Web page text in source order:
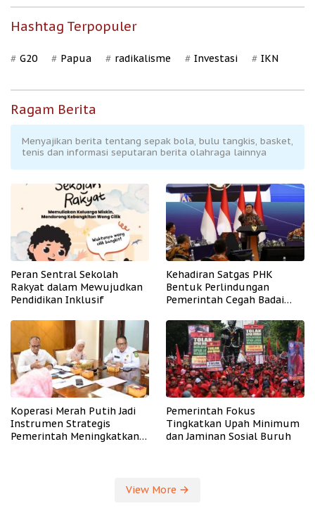
Hashtag Terpopuler
G20 Papua radikalisme Investasi IKN
Ragam Berita
Menyajikan berita tentang sepak bola, bulu tangkis, basket,
tenis dan informasi seputaran berita olahraga lainnya
Peran Sentral Sekolah
Rakyat dalam Mewujudkan
Pendidikan Inklusif
Kehadiran Satgas PHK
Bentuk Perlindungan
Pemerintah Cegah Badai
Koperasi Merah Putih Jadi
Instrumen Strategis
Pemerintah Meningkatkan
Pemerintah Fokus
Tingkatkan Upah Minimum
dan Jaminan Sosial Buruh
View More